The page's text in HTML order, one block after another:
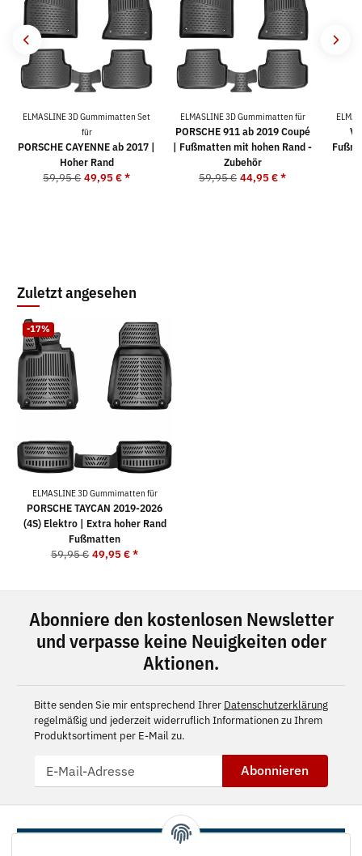
ELMASLINE 3D Gummimatten Set
für
PORSCHE CAYENNE ab 2017 |
Hoher Rand
59,95 € 49,95 €*
ELMASLINE 3D Gummimatten für
PORSCHE 911 ab 2019 Coupé
| Fußmatten mit hohen Rand -
Zubehör
59,95 € 44,95 €*
Zuletzt angesehen
-17%
ELMASLINE 3D Gummimatten für
PORSCHE TAYCAN 2019-2026
(4S) Elektro | Extra hoher Rand
Fußmatten
59,95 € 49,95 €*
Abonniere den kostenlosen Newsletter
und verpasse keine Neuigkeiten oder
Aktionen.
Bitte senden Sie mir entsprechend Ihrer Datenschutzerklärung
regelmäßig und jederzeit widerruflich Informationen zu Ihrem
Produktsortiment per E-Mail zu.
Abonnieren